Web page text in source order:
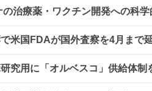
の治療薬・ワクチン開発への科
米国FDAが国外査察を4月まで
究用に「オルベスコ」供給体